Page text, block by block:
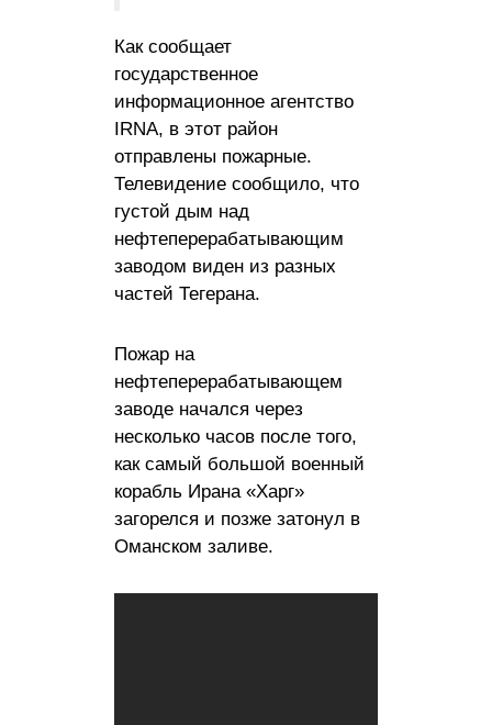
Как сообщает
государственное
информационное агентство
IRNA, в этот район
отправлены пожарные.
Телевидение сообщило, что
густой дым над
нефтеперерабатывающим
заводом виден из разных
частей Тегерана.
Пожар на
нефтеперерабатывающем
заводе начался через
несколько часов после того,
как самый большой военный
корабль Ирана «Харг»
загорелся и позже затонул в
Оманском заливе.